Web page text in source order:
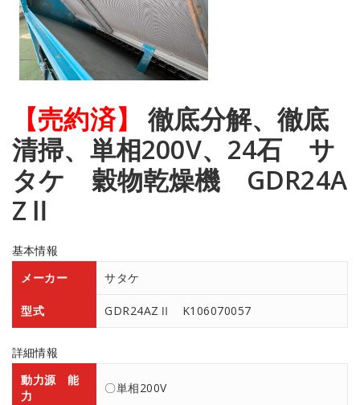
【売約済】
徹底分解、徹底
清掃、単相200V、24石 サ
タケ 穀物乾燥機 GDR24A
ZⅡ
基本情報
メーカー
サタケ
型式 GDR24AZⅡ K106070057
詳細情報
動力源 能
力
〇単相200V